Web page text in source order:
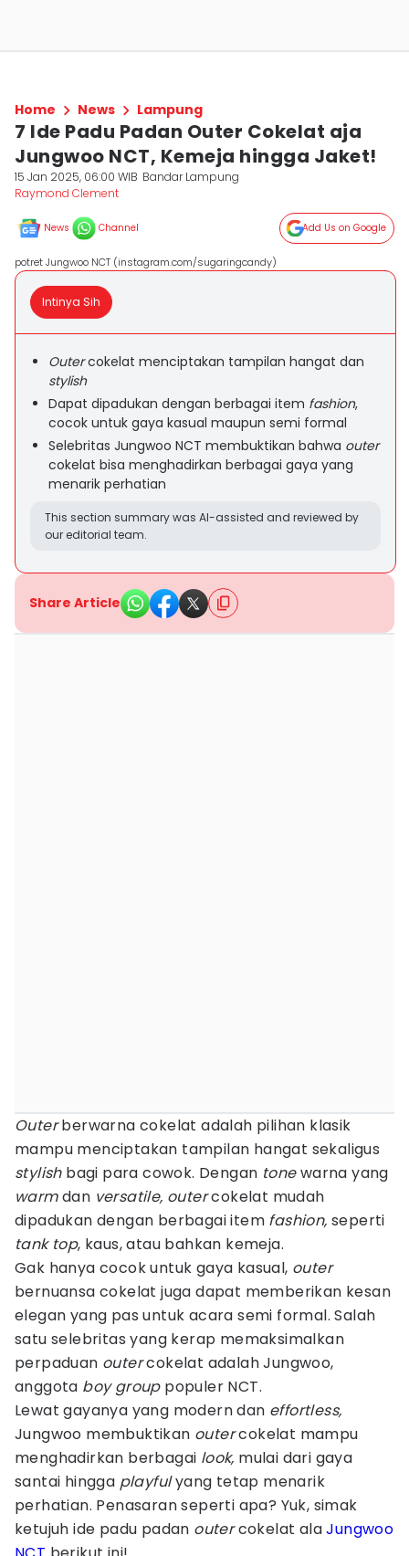
Home News Lampung
7 Ide Padu Padan Outer Cokelat aja
Jungwoo NCT, Kemeja hingga Jaket!
15 Jan 2025, 06:00 WIB Bandar Lampung
Raymond Clement
News Channel Add Us on Google
potret Jungwoo NCT (instagram.com/sugaringcandy)
Intinya Sih
Outercokelat menciptakan tampilan hangat dan
stylish
Dapat dipadukan dengan berbagai item fashion,
cocok untuk gaya kasual maupun semi formal
Selebritas Jungwoo NCT membuktikan bahwa outer
cokelat bisa menghadirkan berbagai gaya yang
menarik perhatian
This section summary was AI-assisted and reviewed by
our editorial team.
Share Article
Outerberwarna cokelat adalah pilihan klasik
mampu menciptakan tampilan hangat sekaligus
stylishbagi para cowok. Dengan tonewarna yang
warmdan versatile, outercokelat mudah
dipadukan dengan berbagai item fashion, seperti
tank top, kaus, atau bahkan kemeja.
Gak hanya cocok untuk gaya kasual, outer
bernuansa cokelat juga dapat memberikan kesan
elegan yang pas untuk acara semi formal. Salah
satu selebritas yang kerap memaksimalkan
perpaduan outercokelat adalah Jungwoo,
anggota boy grouppopuler NCT.
Lewat gayanya yang modern dan effortless,
Jungwoo membuktikan outercokelat mampu
menghadirkan berbagai look, mulai dari gaya
santai hingga playfulyang tetap menarik
perhatian. Penasaran seperti apa? Yuk, simak
ketujuh ide padu padan outercokelat alaJungwoo